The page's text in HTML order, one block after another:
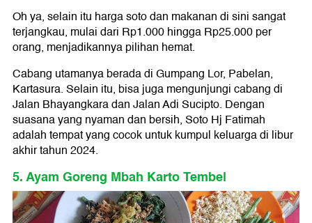
Oh ya, selain itu harga soto dan makanan di sini sangat
terjangkau, mulai dari Rp1.000 hingga Rp25.000 per
orang, menjadikannya pilihan hemat.
Cabang utamanya berada di Gumpang Lor, Pabelan,
Kartasura. Selain itu, bisa juga mengunjungi cabang di
Jalan Bhayangkara dan Jalan Adi Sucipto. Dengan
suasana yang nyaman dan bersih, Soto Hj Fatimah
adalah tempat yang cocok untuk kumpul keluarga di libur
akhir tahun 2024.
5. Ayam Goreng Mbah Karto Tembel